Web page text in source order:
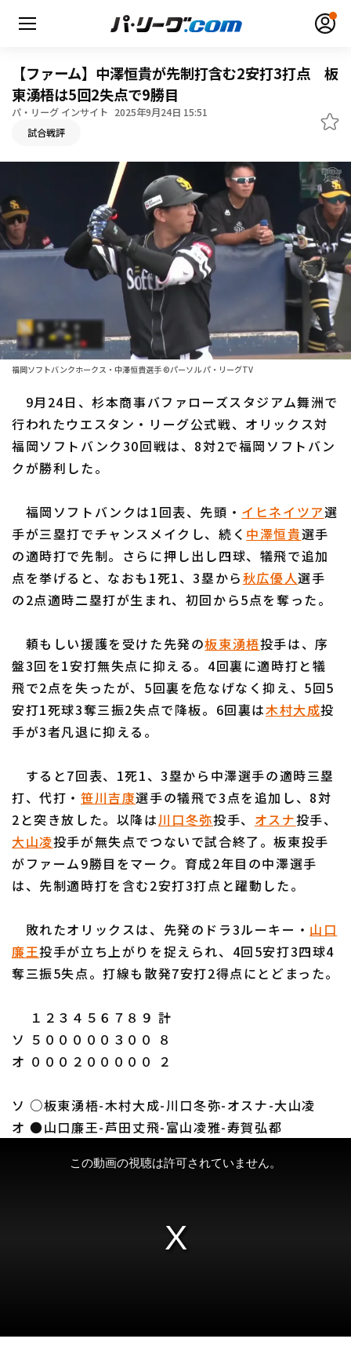
動画
日程・結果
1軍公式戦
ファーム東地区
ファーム西地区
交流戦
選手名鑑
選手名鑑トップ
北海道日本ハムファイターズ
東北楽天ゴールデンイーグルス
埼玉西武ライオンズ
千葉ロッテマリーンズ
オリックス・バファローズ
福岡ソフトバンクホークス
ニュース
利用規約 プライバシーポリシー
運営会社（別ウィンドウで開く） よくある質問
特定商取引法の表示 アルバイト募集 （別ウィンドウで開く
【ファーム】中澤恒貴が先制打含む2安打3打点 板
東湧梧は5回2失点で9勝目
パ・リーグ インサイト 2025年9月24日 15:51
試合戦評
福岡ソフトバンクホークス・中澤恒貴選手 ©パーソル パ・リーグTV
9月24日、杉本商事バファローズスタジアム舞洲で
行われたウエスタン・リーグ公式戦、オリックス対
福岡ソフトバンク30回戦は、8対2で福岡ソフトバン
クが勝利した。
福岡ソフトバンクは1回表、先頭・ イヒネイツア選
手が三塁打でチャンスメイクし、続く 中澤恒貴選手
の適時打で先制。さらに押し出し四球、犠飛で追加
点を挙げると、なおも1死1、3塁から秋広優人選手
の2点適時二塁打が生まれ、初回から5点を奪った。
頼もしい援護を受けた先発の板東湧梧投手は、序
盤3回を1安打無失点に抑える。4回裏に適時打と犠
飛で2点を失ったが、5回裏を危なげなく抑え、5回5
安打1死球3奪三振2失点で降板。6回裏は木村大成投
手が3者凡退に抑える。
すると7回表、1死1、3塁から中澤選手の適時三塁
打、代打・ 笹川吉康選手の犠飛で3点を追加し、8対
2と突き放した。以降は川口冬弥投手、 オスナ投手、
大山凌投手が無失点でつないで試合終了。板東投手
がファーム9勝目をマーク。育成2年目の中澤選手
は、先制適時打を含む2安打3打点と躍動した。
敗れたオリックスは、先発のドラ3ルーキー・ 山口
廉王投手が立ち上がりを捉えられ、4回5安打3四球4
奪三振5失点。打線も散発7安打2得点にとどまった。
１２３４５６７８９ 計
ソ ５０００００３００ ８
オ ０００２０００００ ２
ソ ○板東湧梧-木村大成-川口冬弥-オスナ-大山凌
オ ●山口廉王-芦田丈飛-富山凌雅-寿賀弘都